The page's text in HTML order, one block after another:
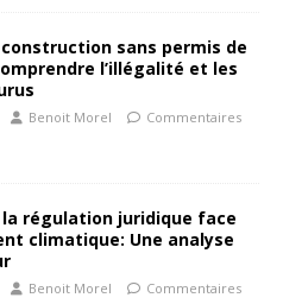
sans permis de
l’illégalité et les
Benoit Morel
Commentaires
la régulation juridique face
climatique: Une analyse
Benoit Morel
Commentaires